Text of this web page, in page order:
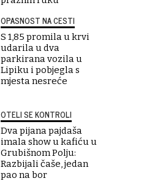
OPASNOST NA CESTI
S 1,85 promila u krvi
udarila u dva
parkirana vozila u
Lipiku i pobjegla s
mjesta nesreće
OTELI SE KONTROLI
Dva pijana pajdaša
imala show u kafiću u
Grubišnom Polju:
Razbijali čaše, jedan
pao na bor